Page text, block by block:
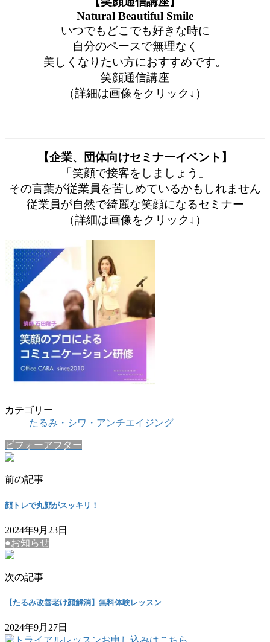
Natural Beautiful Smile
いつでもどこでも好きな時に
自分のペースで無理なく
美しくなりたい方におすすめです。
笑顔通信講座
（詳細は画像をクリック↓）
【企業、団体向けセミナーイベント】
「笑顔で接客をしましょう」
その言葉が従業員を苦しめているかもしれません
従業員が自然で綺麗な笑顔になるセミナー
（詳細は画像をクリック↓）
カテゴリー
たるみ・シワ・アンチエイジング
ビフォーアフター
前の記事
顔トレで丸顔がスッキリ！
2024年9月23日
●お知らせ
次の記事
【たるみ改善老け顔解消】無料体験レッスン
2024年9月27日